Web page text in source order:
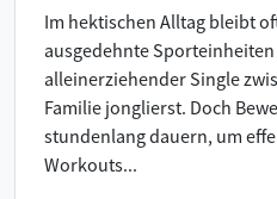
Im hektischen Alltag bleibt
ausgedehnte
alleinerziehender Single
Familie jonglierst. Doch
stundenlang dauern, um
Workouts...